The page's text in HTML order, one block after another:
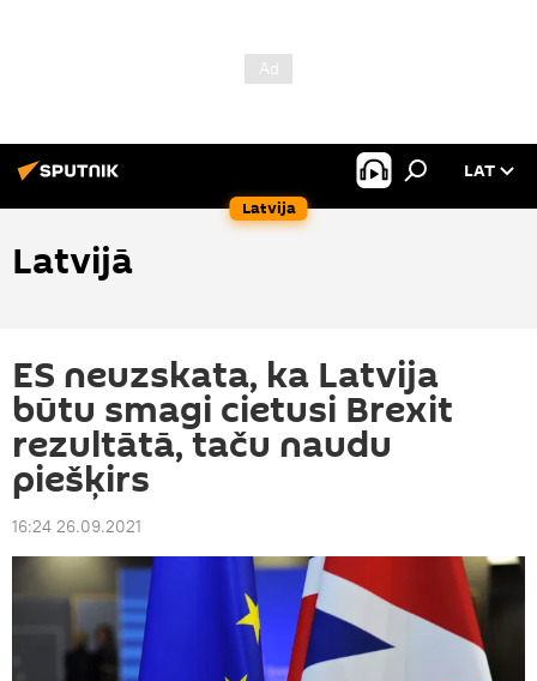
Latvija
LAT
Latvijā
ES neuzskata, ka Latvija
būtu smagi cietusi Brexit
rezultātā, taču naudu
piešķirs
16:24 26.09.2021